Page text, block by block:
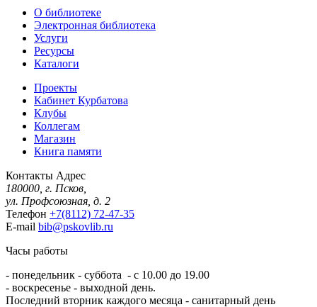
О библиотеке
Электронная библиотека
Услуги
Ресурсы
Каталоги
Проекты
Кабинет Курбатова
Клубы
Коллегам
Магазин
Книга памяти
Контакты Адрес
180000, г. Псков,
ул. Профсоюзная, д. 2
Телефон +7(8112) 72-47-35
E-mail bib@pskovlib.ru
Часы работы
- понедельник - суббота - с 10.00 до 19.00
- воскресенье - выходной день.
Последний вторник каждого месяца - санитарный день